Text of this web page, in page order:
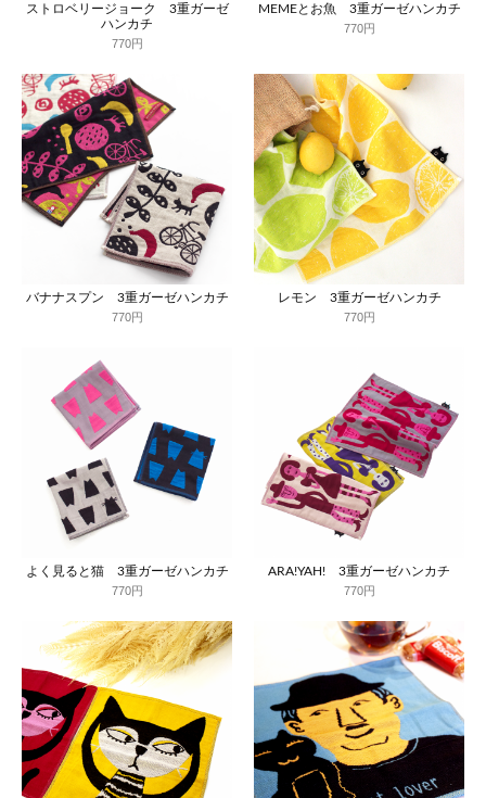
ストロベリージョーク 3重ガーゼ
ハンカチ
770円
MEMEとお魚 3重ガーゼハンカチ
770円
バナナスプン 3重ガーゼハンカチ
770円
レモン 3重ガーゼハンカチ
770円
よく見ると猫 3重ガーゼハンカチ
770円
ARA!YAH! 3重ガーゼハンカチ
770円